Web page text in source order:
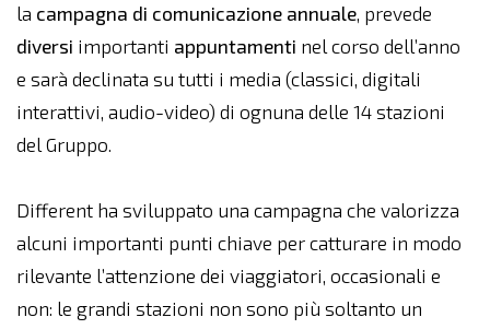
la campagna di comunicazione annuale, prevede
diversi importanti appuntamenti nel corso dell’anno
e sarà declinata su tutti i media (classici, digitali
interattivi, audio-video) di ognuna delle 14 stazioni
del Gruppo.
Different ha sviluppato una campagna che valorizza
alcuni importanti punti chiave per catturare in modo
rilevante l’attenzione dei viaggiatori, occasionali e
non: le grandi stazioni non sono più soltanto un